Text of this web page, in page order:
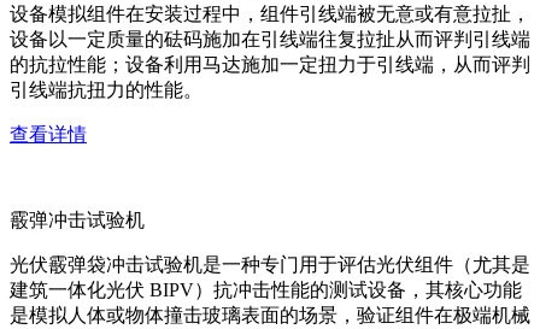
设备模拟组件在安装过程中，组件引线端被无意或有意拉扯，
设备以一定质量的砝码施加在引线端往复拉扯从而评判引线端
的抗拉性能；设备利用马达施加一定扭力于引线端，从而评判
引线端抗扭力的性能。
查看详情
霰弹冲击试验机
光伏霰弹袋冲击试验机是一种专门用于评估光伏组件（尤其是
建筑一体化光伏 BIPV）抗冲击性能的测试设备，其核心功能
是模拟人体或物体撞击玻璃表面的场景，验证组件在极端机械